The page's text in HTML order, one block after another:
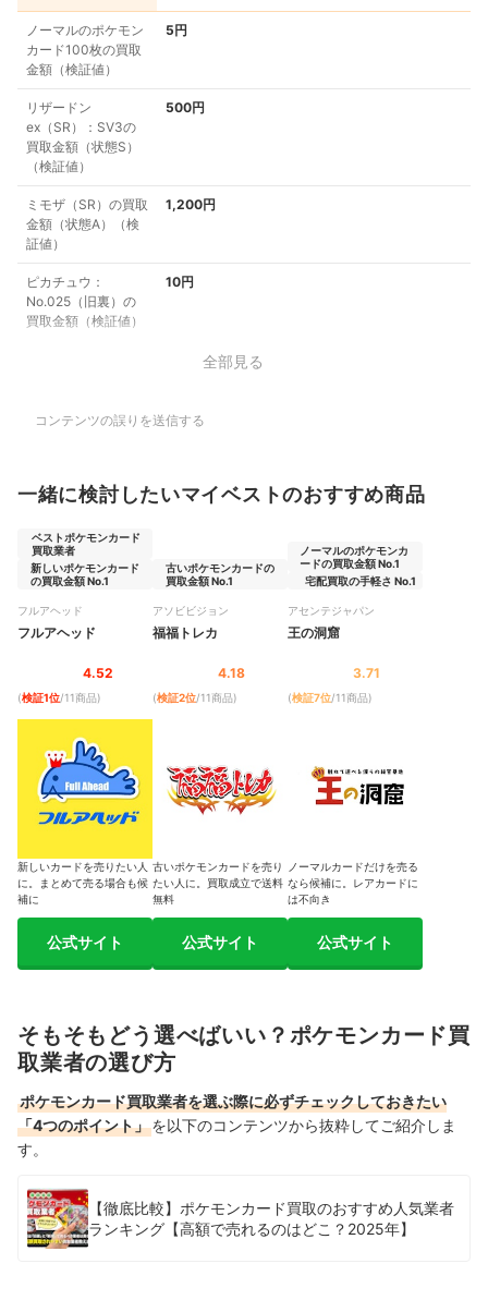
ノーマルのポケモン
カード100枚の買取
金額（検証値）
5円
リザードン
ex（SR）：SV3の
買取金額（状態S）
（検証値）
500円
ミモザ（SR）の買取
金額（状態A）（検
証値）
1,200円
ピカチュウ：
No.025（旧裏）の
買取金額（検証値）
10円
全部見る
コンテンツの誤りを送信する
一緒に検討したいマイベストのおすすめ商品
ベストポケモンカード
買取業者
新しいポケモンカード
の買取金額 No.1
フルアヘッド
フルアヘッド
4.52
(検証1位/11商品)
新しいカードを売りたい人
に。まとめて売る場合も候
補に
公式サイト
古いポケモンカードの
買取金額 No.1
アソビビジョン
福福トレカ
4.18
(検証2位/11商品)
古いポケモンカードを売り
たい人に。買取成立で送料
無料
公式サイト
ノーマルのポケモンカ
ードの買取金額 No.1
宅配買取の手軽さ No.1
アセンテジャパン
王の洞窟
3.71
(検証7位/11商品)
ノーマルカードだけを売る
なら候補に。レアカードに
は不向き
公式サイト
そもそもどう選べばいい？ポケモンカード買
取業者の選び方
ポケモンカード買取業者を選ぶ際に必ずチェックしておきたい
「4つのポイント」を以下のコンテンツから抜粋してご紹介しま
す。
【徹底比較】ポケモンカード買取のおすすめ人気業者
ランキング【高額で売れるのはどこ？2025年】